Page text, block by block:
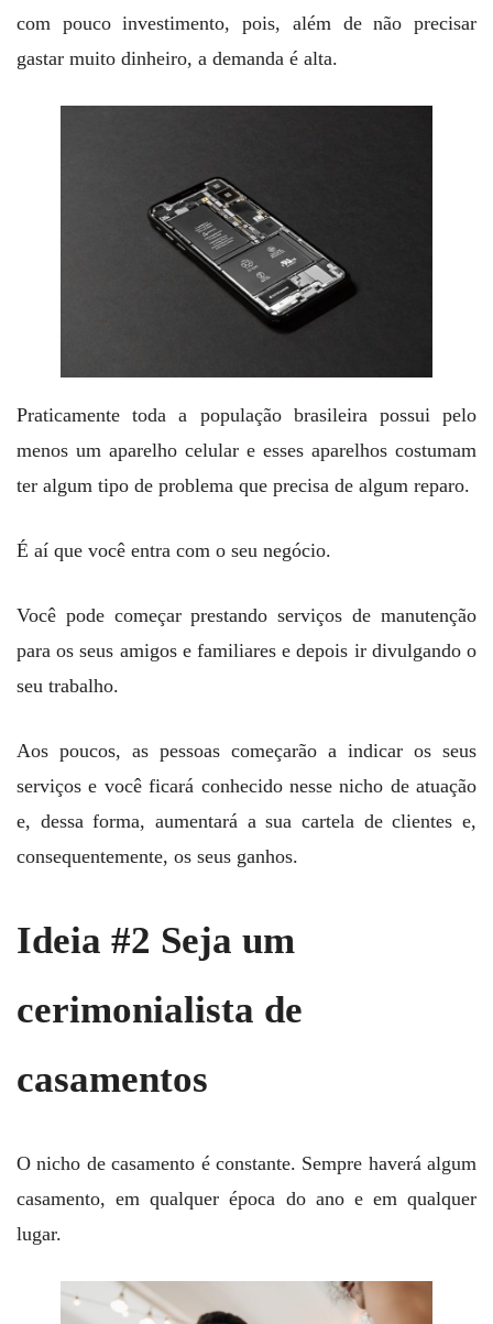
com pouco investimento, pois, além de não precisar
gastar muito dinheiro, a demanda é alta.
Praticamente toda a população brasileira possui pelo
menos um aparelho celular e esses aparelhos costumam
ter algum tipo de problema que precisa de algum reparo.
É aí que você entra com o seu negócio.
Você pode começar prestando serviços de manutenção
para os seus amigos e familiares e depois ir divulgando o
seu trabalho.
Aos poucos, as pessoas começarão a indicar os seus
serviços e você ficará conhecido nesse nicho de atuação
e, dessa forma, aumentará a sua cartela de clientes e,
consequentemente, os seus ganhos.
Ideia #2 Seja um
cerimonialista de
casamentos
O nicho de casamento é constante. Sempre haverá algum
casamento, em qualquer época do ano e em qualquer
lugar.